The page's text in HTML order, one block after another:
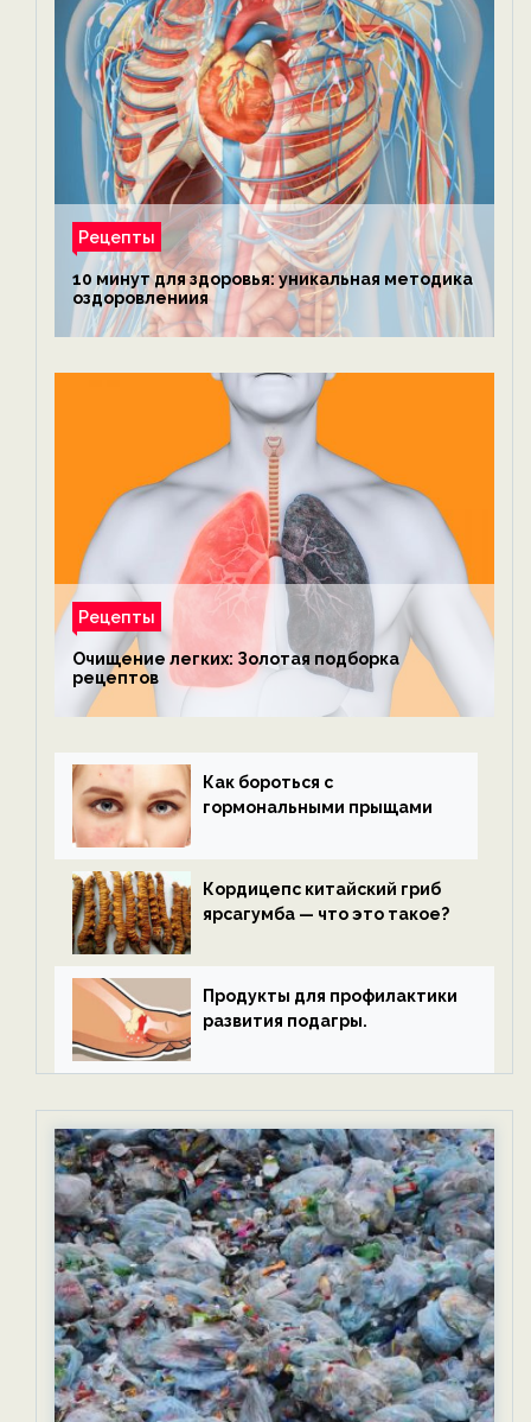
Рецепты
10 минут для здоровья: уникальная методика
оздоровлениия
Рецепты
Очищение легких: Золотая подборка
рецептов
Как бороться с
гормональными прыщами
Кордицепс китайский гриб
ярсагумба — что это такое?
Продукты для профилактики
развития подагры.